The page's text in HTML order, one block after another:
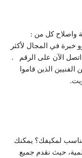
واصلاح كل من :
خبرة في المجال لأكثر
اتصل الآن على الرقم .
ساعة. يعتبر من الفنيين الذين قاموا
لمكيفك؟ يمكنك
حيث نقدم جميع